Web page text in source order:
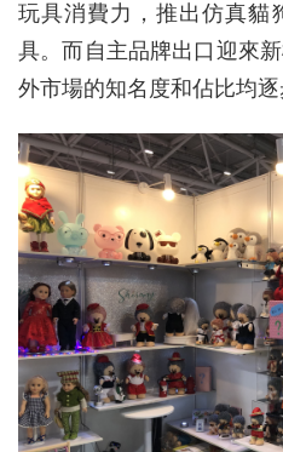
玩具消費力，推出仿真貓
具。而自主品牌出口迎來
外市場的知名度和佔比均逐